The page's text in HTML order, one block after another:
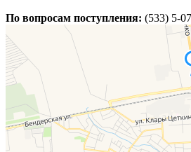
По вопросам поступления: (533) 5-